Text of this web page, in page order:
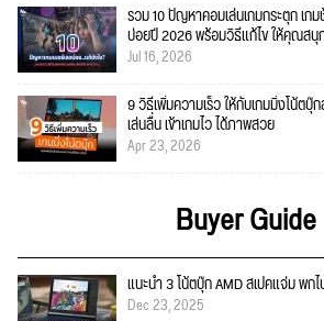
รวม 10 ปัญหาคอมเล่นเกมกระตุก เกม
บ่อยปี 2026 พร้อมวิธีแก้ไข ให้คุณสนุ
Jul 16, 2026
9 วิธีเพิ่มความเร็ว ให้กับเกมมิ่งโน้ตบุ๊
เล่นลื่น เข้าเกมไว ได้ภาพสวย
Apr 23, 2026
Buyer Guide
แนะนำ 3 โน้ตบุ๊ก AMD สเปคแจ่ม พก
Dec 23, 2025